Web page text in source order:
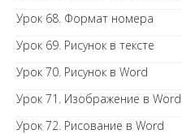
Урок 68. Формат номера
Урок 69. Рисунок в тексте
Урок 70. Рисунок в Word
Урок 71. Изображение в Word
Урок 72. Рисование в Word